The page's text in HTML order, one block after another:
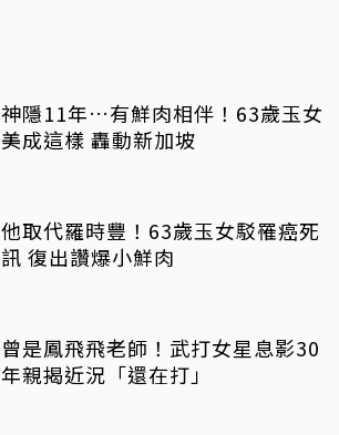
神隱11年…有鮮肉相伴！63歲玉女
美成這樣 轟動新加坡
他取代羅時豐！63歲玉女駁罹癌死
訊 復出讚爆小鮮肉
曾是鳳飛飛老師！武打女星息影30
年親揭近況「還在打」